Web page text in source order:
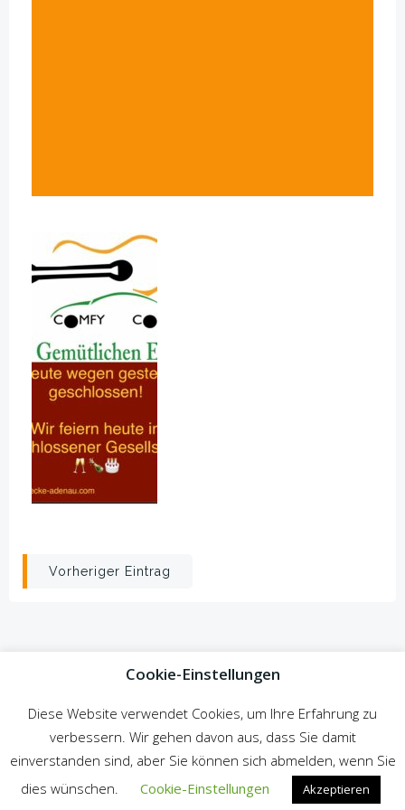
Beitragsnavigation
Vorheriger Eintrag
© 2026 Zur Gemütlichen Ecke. Created for free using
WordPress andColibri
Cookie-Einstellungen
Diese Website verwendet Cookies, um Ihre Erfahrung zu
verbessern. Wir gehen davon aus, dass Sie damit
einverstanden sind, aber Sie können sich abmelden, wenn Sie
dies wünschen.
Cookie-Einstellungen Akzeptieren